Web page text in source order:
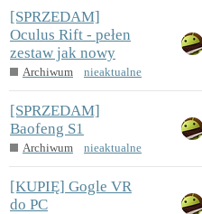
[SPRZEDAM]
Oculus Rift - pełen
zestaw jak nowy
Archiwum nieaktualne
[SPRZEDAM]
Baofeng S1
Archiwum nieaktualne
[KUPIĘ] Gogle VR
do PC